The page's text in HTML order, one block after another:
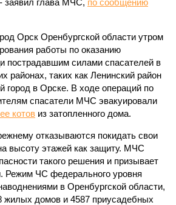
заявил глава МЧС, по сообщению
Орск Оренбургской области утром
работы по оказанию
пострадавшим силами спасателей в
районах, таких как Ленинский район
город в Орске. В ходе операций по
спасатели МЧС эвакуировали
котов из затопленного дома.
отказываются покидать свои
высоту этажей как защиту. МЧС
такого решения и призывает
Режим ЧС федерального уровня
в Оренбургской области,
жилых домов и 4587 приусадебных